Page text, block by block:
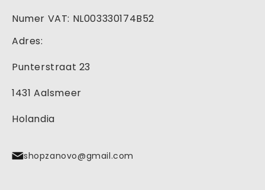
Numer VAT: NL003330174B52
Adres:
Punterstraat 23
1431 Aalsmeer
Holandia
shopzanovo@gmail.com